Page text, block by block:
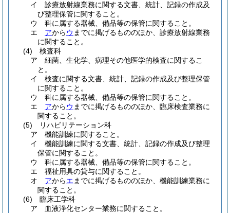
イ
診療放射線業務に関する文書、統計、記録の作成及
び整理保管に関すること。
ウ
科に属する器械、備品等の保管に関すること。
エ
アからウ までに掲げるもののほか、診療放射線業務
に関すること。
(4)
検査科
ア
細菌、生化学、病理その他医学的検査に関するこ
と。
イ
検査に関する文書、統計、記録の作成及び整理保管
に関すること。
ウ
科に属する器械、備品等の保管に関すること。
エ
アからウ までに掲げるもののほか、臨床検査業務に
関すること。
(5)
リハビリテーション科
ア
機能訓練に関すること。
イ
機能訓練に関する文書、統計、記録の作成及び整理
保管に関すること。
ウ
科に属する器械、備品等の保管に関すること。
エ
福祉用具の貸与に関すること。
オ
アからエ までに掲げるもののほか、機能訓練業務に
関すること。
(6)
臨床工学科
ア
血液浄化センター業務に関すること。